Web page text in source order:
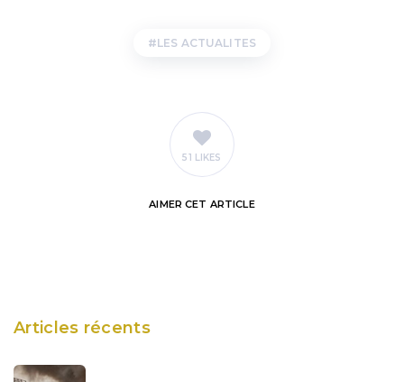
LES ACTUALITES
51 LIKES
AIMER CET ARTICLE
Articles récents